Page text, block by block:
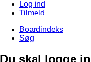
Log ind
Tilmeld
Boardindeks
Søg
Du skal logge